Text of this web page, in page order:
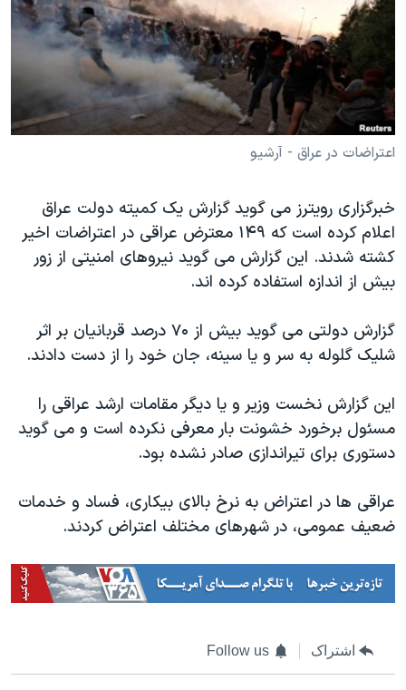
فرهنگ و زندگی
حقوق شهروندی
اقتصادی
علم و فناوری
اسرائیل در جنگ
آرشیو پخش زنده
مستندها
انتخابات ریاست جمهوری آمریکا ۲۰۲۴
حمله جمهوری اسلامی به اسرائیل
رمز مهسا
ورزش زنان در ایران
مجموعه مستندهای دادخواهی
تریبونال مردمی آبان ۹۸
دادگاه حمید نوری
قانون شفافیت دارائی کادر رهبری ایران
اسرائیل در جنگ
نرگس محمدی برنده جایزه نوبل صلح
صفحه‌های ویژه
سفر پرزیدنت ترامپ به چین
دنبال کنید
زبانهای مختلف
اعتراضات در عراق - آرشیو
خبرگزاری رویترز می گوید گزارش یک کمیته دولت عراق
اعلام کرده است که ۱۴۹ معترض عراقی در اعتراضات اخیر
کشته شدند. این گزارش می گوید نیروهای امنیتی از زور
بیش از اندازه استفاده کرده اند.
گزارش دولتی می گوید بیش از ۷۰ درصد قربانیان بر اثر
شلیک گلوله به سر و یا سینه، جان خود را از دست دادند.
این گزارش نخست وزیر و یا دیگر مقامات ارشد عراقی را
مسئول برخورد خشونت بار معرفی نکرده است و می گوید
دستوری برای تیراندازی صادر نشده بود.
عراقی ها در اعتراض به نرخ بالای بیکاری، فساد و خدمات
ضعیف عمومی، در شهرهای مختلف اعتراض کردند.
اشتراک Follow us